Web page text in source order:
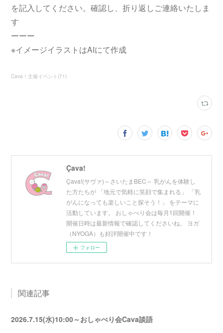
を記入してください。確認し、折り返しご連絡いたしま
す
ーーー
※イメージイラストはAIにて作成
Cava！主催イベント (71)
Çava!
Çava!(サヴァ)～さいたまBEC～ 乳がんを体験し
た方たちが 「地元で気軽に笑顔で集まれる」 「乳
がんになっても楽しいこと探そう！」 をテーマに
活動しています。 おしゃべり会は毎月1回開催！
開催日時は最新情報で確認してくださいね。 ヨガ
（NYOGA）も好評開催中です！
フォロー
関連記事
2026.7.15(水)10:00～おしゃべり会Cava談語